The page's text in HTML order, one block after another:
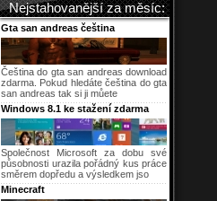
Nejstahovanější za měsíc:
Gta san andreas čeština
Čeština do gta san andreas download
zdarma. Pokud hledáte čeština do gta
san andreas tak si ji můete
Windows 8.1 ke stažení zdarma
Společnost Microsoft za dobu své
působnosti urazila pořádný kus práce
směrem dopředu a výsledkem jso
Minecraft